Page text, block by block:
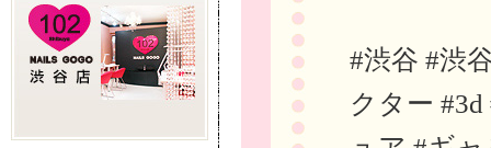
#渋谷 #渋
クター